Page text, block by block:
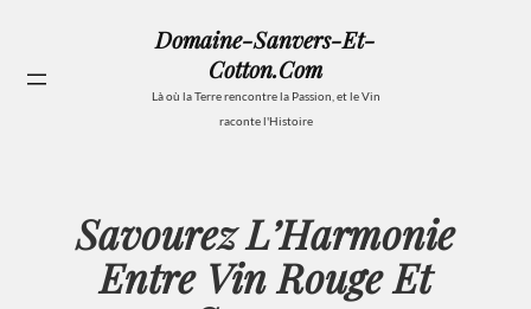
contenu
Domaine-Sanvers-Et-
Cotton.com
Là où la Terre rencontre la Passion, et le Vin
raconte l'Histoire
Savourez L’Harmonie
Entre Vin Rouge Et